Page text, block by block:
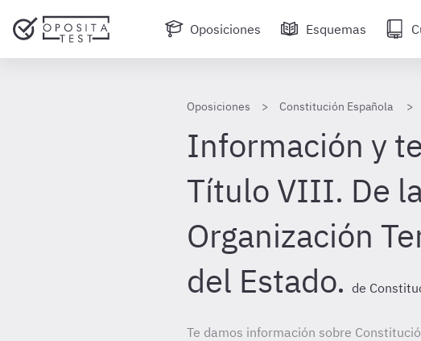
Oposiciones Esquemas
Oposiciones Constitución Española
Información y
Título VIII. De
Organización
del Estado. de
Te damos información sobre